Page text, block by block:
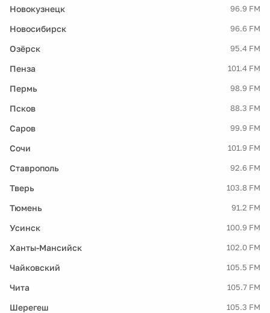
Новокузнецк 96.9 FM
Новосибирск 96.6 FM
Озёрск 95.4 FM
Пенза 101.4 FM
Пермь 98.9 FM
Псков 88.3 FM
Саров 99.9 FM
Сочи 101.9 FM
Ставрополь 92.6 FM
Тверь 103.8 FM
Тюмень 91.2 FM
Усинск 100.9 FM
Ханты-Мансийск 102.0 FM
Чайковский 105.5 FM
Чита 105.7 FM
Шерегеш 105.3 FM